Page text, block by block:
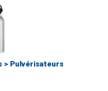
web
> Pulvérisateurs